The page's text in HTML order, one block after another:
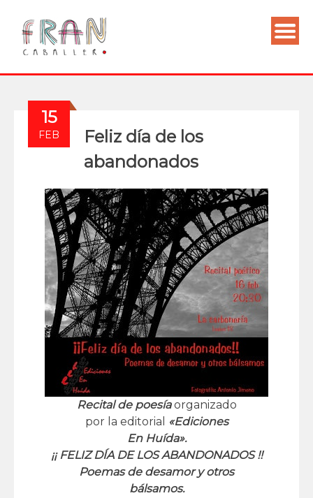
15
FEB
Feliz día de los
abandonados
Recital de poesíaorganizado
por la editorial
«Ediciones
En Huída».
¡¡ FELIZ DÍA DE LOS ABANDONADOS !!
Poemas de desamor y otros
bálsamos.